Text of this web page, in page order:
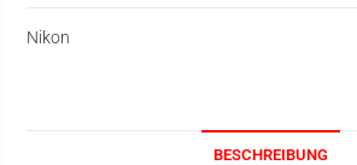
Nikon
BESCHREIBUNG